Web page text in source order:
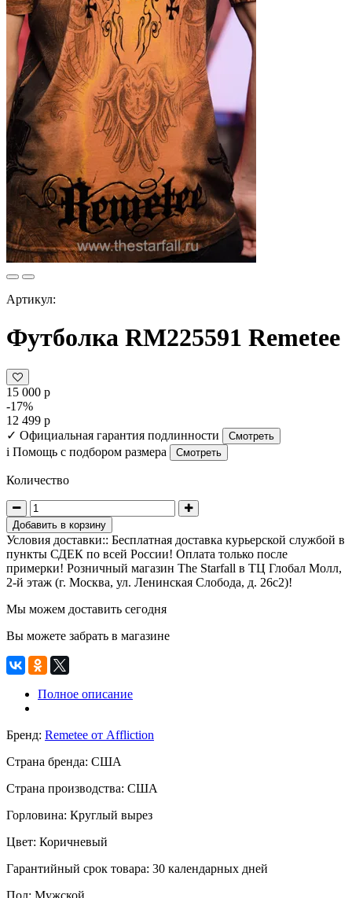
Артикул:
Футболка RM225591 Remetee
15 000 р
-17%
12 499 р
✓ Официальная гарантия подлинности Смотреть
i Помощь с подбором размера Смотреть
Количество
Добавить в корзину
Условия доставки:: Бесплатная доставка курьерской службой в
пункты СДЕК по всей России! Оплата только после
примерки! Розничный магазин The Starfall в ТЦ Глобал Молл,
2-й этаж (г. Москва, ул. Ленинская Слобода, д. 26с2)!
Мы можем доставить сегодня
Вы можете забрать в магазине
Полное описание
Бренд: Remetee от Affliction
Страна бренда: США
Страна производства: США
Горловина: Круглый вырез
Цвет: Коричневый
Гарантийный срок товара: 30 календарных дней